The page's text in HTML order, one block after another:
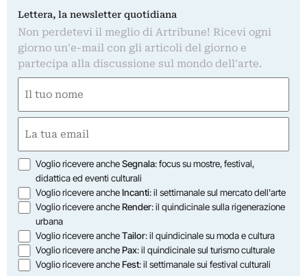
Lettera, la newsletter quotidiana
Non perdetevi il meglio di Artribune! Ricevi ogni
giorno un'e-mail con gli articoli del giorno e
partecipa alla discussione sul mondo dell'arte.
(Obbligatorio)
Nome
(Obbligatorio)
Opzioni
Voglio ricevere ancheSegnala: focus su mostre, festival,
didattica ed eventi culturali
Voglio ricevere ancheIncanti: il settimanale sul mercato dell'arte
Voglio ricevere ancheRender: il quindicinale sulla rigenerazione
urbana
Voglio ricevere ancheTailor: il quindicinale su moda e cultura
Voglio ricevere anchePax: il quindicinale sul turismo culturale
Voglio ricevere ancheFest: il settimanale sui festival culturali